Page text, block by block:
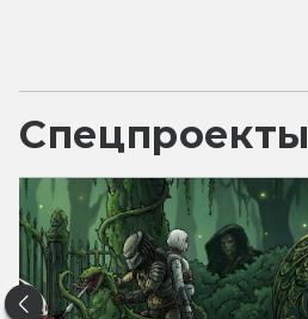
Спецпроекты